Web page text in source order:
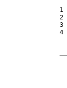
1
2
3
4